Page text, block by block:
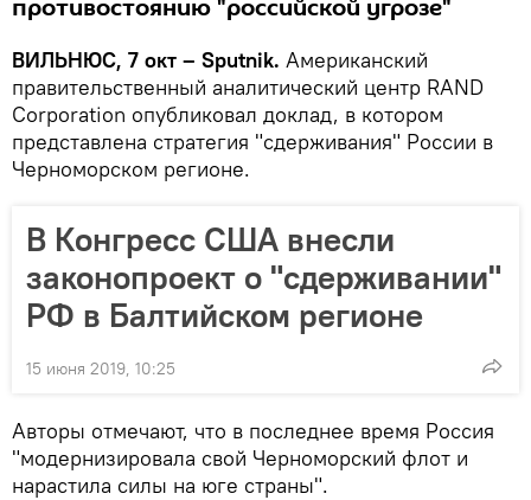
противостоянию "российской угрозе"
ВИЛЬНЮС, 7 окт – Sputnik. Американский
правительственный аналитический центр RAND
Corporation опубликовал доклад, в котором
представлена стратегия "сдерживания" России в
Черноморском регионе.
В Конгресс США внесли
законопроект о "сдерживании"
РФ в Балтийском регионе
15 июня 2019, 10:25
Авторы отмечают, что в последнее время Россия
"модернизировала свой Черноморский флот и
нарастила силы на юге страны".